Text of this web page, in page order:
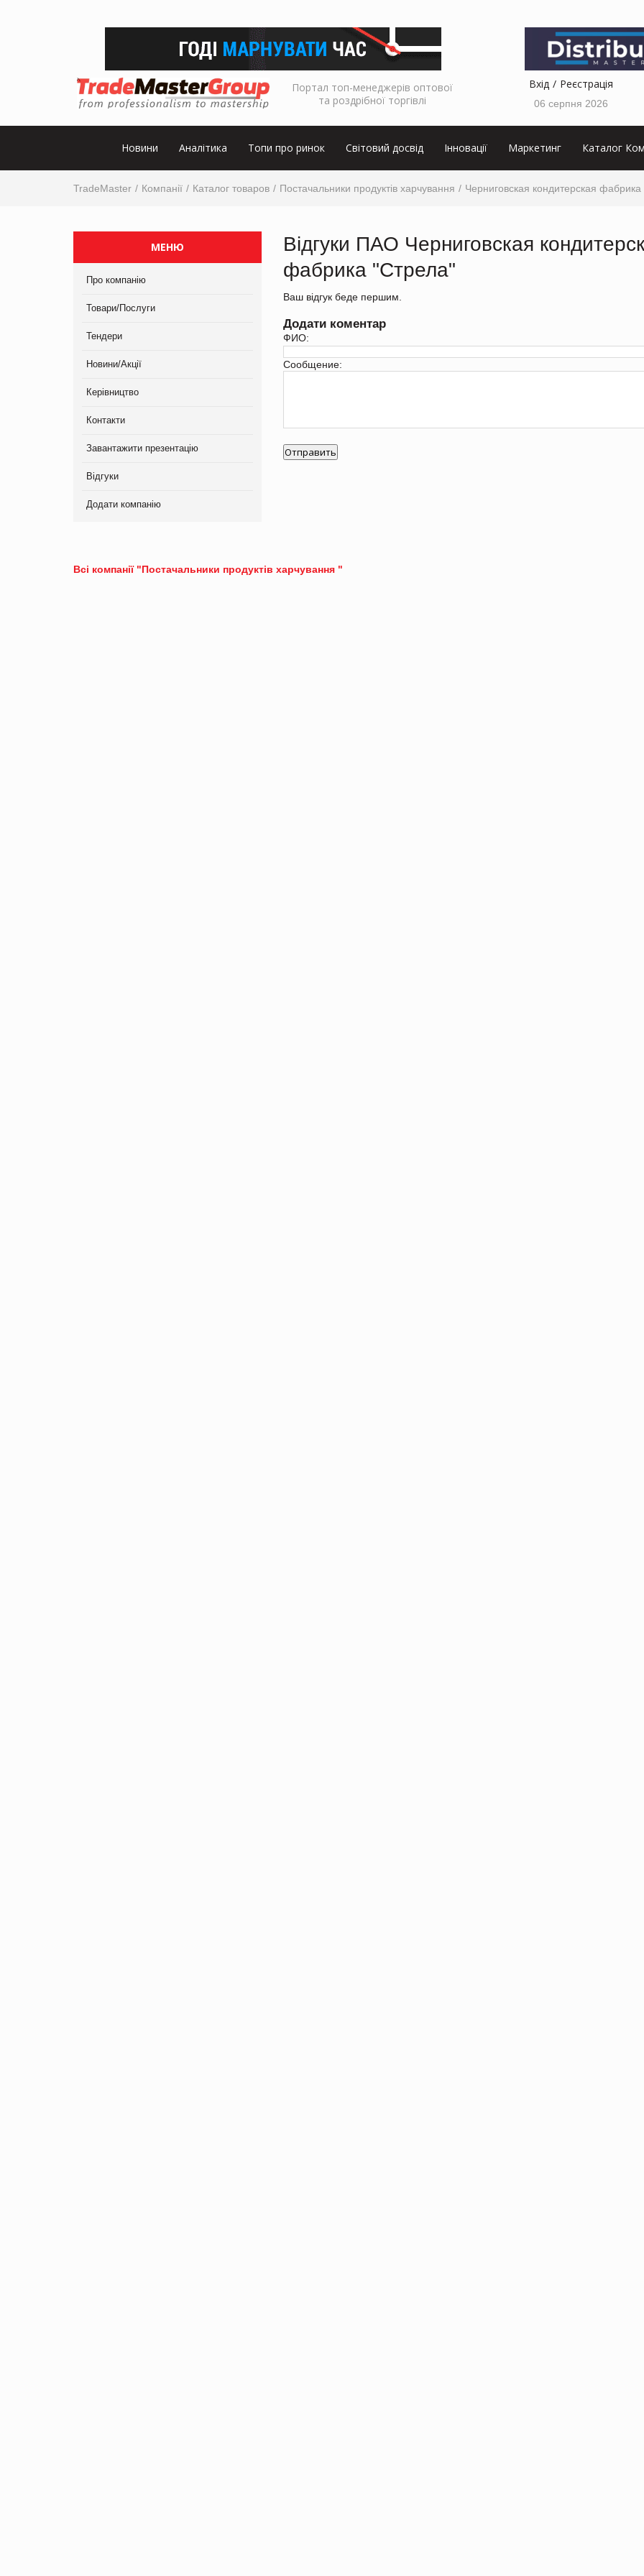
Портал топ-менеджерів оптової
та роздрібної торгівлі
Вхід Реєстрація
06 серпня 2026
Новини Аналітика Топи про ринок Світовий досвід Інновації Маркетинг Каталог
TradeMaster Компанії Каталог товаров Постачальники продуктів харчування Черниговская кондитерская
МЕНЮ
Про компанію
Товари/Послуги
Тендери
Новини/Акції
Керівництво
Контакти
Завантажити презентацію
Відгуки
Додати компанію
Відгуки ПАО Черниговская
фабрика "Стрела"
Ваш відгук беде першим.
Додати коментар
ФИО:
Сообщение:
Всі компанії "Постачальники продуктів харчування "